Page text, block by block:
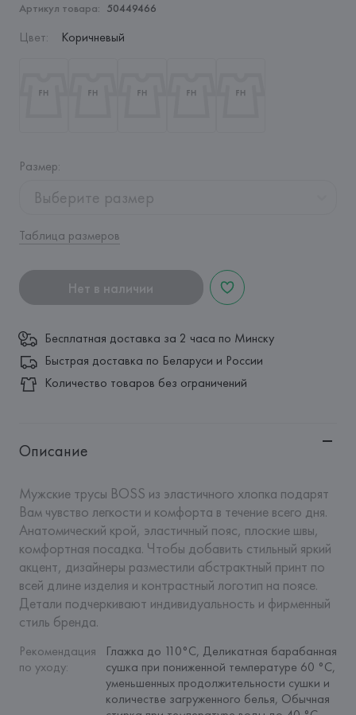
Артикул товара: 50449466
Цвет: Коричневый
Размер:
Выберите размер
Таблица размеров
Нет в наличии
Бесплатная доставка за 2 часа по Минску
Быстрая доставка по Беларуси и России
Количество товаров без ограничений
Описание
Мужские трусы BOSS из эластичного хлопка подарят
Вам чувство легкости и комфорта в течение всего дня.
Анатомический крой, эластичный пояс, плоские швы,
комфортная посадка. Чтобы добавить стильный яркий
акцент, дизайнеры разместили абстрактный принт по
всей длине изделия и контрастный логотип на поясе.
Детали подчеркивают индивидуальность и фирменный
стиль бренда.
Рекомендация
по уходу:
Глажка до 110°C, Деликатная барабанная
сушка при пониженной температуре 60 °C,
уменьшенных продолжительности сушки и
количестве загруженного белья, Обычная